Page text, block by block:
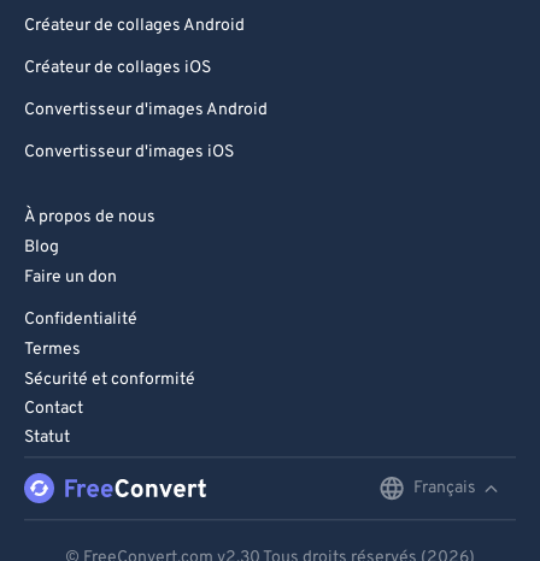
Créateur de collages Android
Créateur de collages iOS
Convertisseur d'images Android
Convertisseur d'images iOS
À propos de nous
Blog
Faire un don
Confidentialité
Termes
Sécurité et conformité
Contact
Statut
Français